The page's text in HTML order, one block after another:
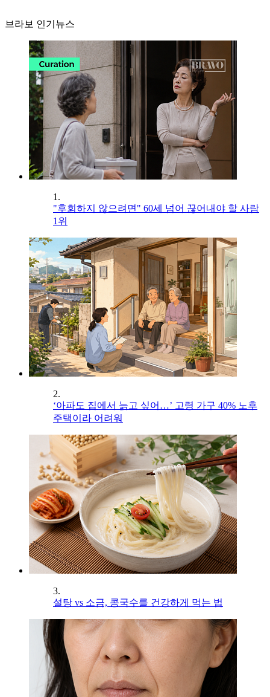
브라보 인기뉴스
1.
"후회하지 않으려면" 60세 넘어 끊어내야 할 사람
1위
2.
‘아파도 집에서 늙고 싶어…’ 고령 가구 40% 노후
주택이라 어려워
3.
설탕 vs 소금, 콩국수를 건강하게 먹는 법